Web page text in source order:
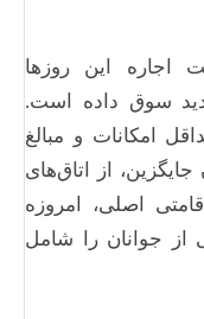
اجاره این روزها
سوق داده است.
امکانات و مبالغ
از اتاق‌های
اصلی، امروزه
جوانان را شامل